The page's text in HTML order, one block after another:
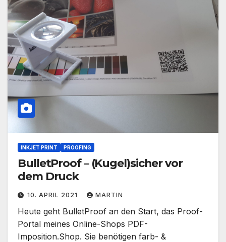
INKJET PRINT PROOFING
BulletProof – (Kugel)sicher vor
dem Druck
10. APRIL 2021 MARTIN
Heute geht BulletProof an den Start, das Proof-
Portal meines Online-Shops PDF-
Imposition.Shop. Sie benötigen farb- &